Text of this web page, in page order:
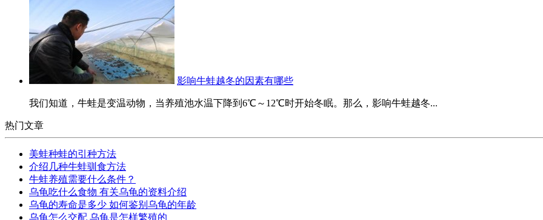
影响牛蛙越冬的因素有哪些
我们知道，牛蛙是变温动物，当养殖池水温下降到6℃～12℃时开始冬眠。那么，影响牛蛙越冬...
热门文章
美蛙种蛙的引种方法
介绍几种牛蛙驯食方法
牛蛙养殖需要什么条件？
乌龟吃什么食物 有关乌龟的资料介绍
乌龟的寿命是多少 如何鉴别乌龟的年龄
乌龟怎么交配 乌龟是怎样繁殖的